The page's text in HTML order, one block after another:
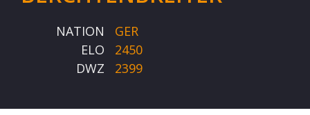
NATION
GER
ELO
2450
DWZ
2399